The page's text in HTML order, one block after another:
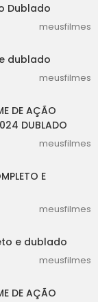
Dublado
meusfilmes
dublado
meusfilmes
DE AÇÃO
DUBLADO
meusfilmes
E
meusfilmes
e dublado
meusfilmes
DE AÇÃO